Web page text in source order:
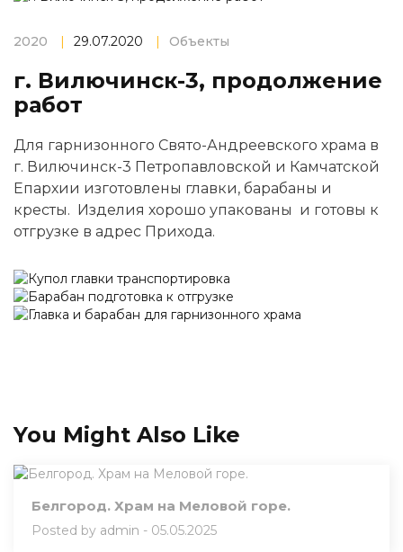
2020 29.07.2020 Объекты
г. Вилючинск-3, продолжение
работ
Для гарнизонного Свято-Андреевского храма в
г. Вилючинск-3 Петропавловской и Камчатской
Епархии изготовлены главки, барабаны и
кресты. Изделия хорошо упакованы и готовы к
отгрузке в адрес Прихода.
You Might Also Like
Белгород. Храм на Меловой горе.
Posted by admin - 05.05.2025